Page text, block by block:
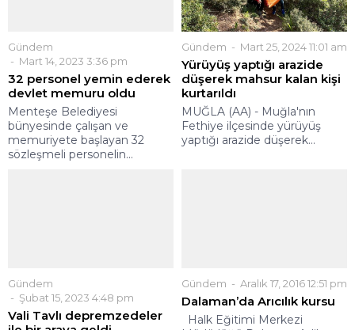
Gündem
Mart 14, 2023 3:36 pm
32 personel yemin ederek
devlet memuru oldu
Menteşe Belediyesi
bünyesinde çalışan ve
memuriyete başlayan 32
sözleşmeli personelin...
Gündem Mart 25, 2024 11:01 am
Yürüyüş yaptığı arazide
düşerek mahsur kalan kişi
kurtarıldı
MUĞLA (AA) - Muğla'nın
Fethiye ilçesinde yürüyüş
yaptığı arazide düşerek...
Gündem
Şubat 15, 2023 4:48 pm
Vali Tavlı depremzedeler
Gündem Aralık 17, 2016 12:51 pm
Dalaman’da Arıcılık kursu
Halk Eğitimi Merkezi